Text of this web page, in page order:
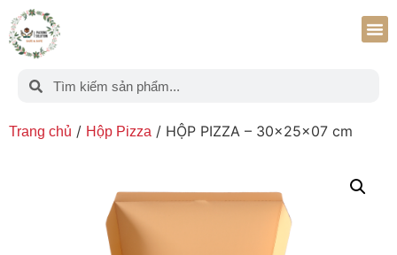
Trang chủ / Hộp Pizza / HỘP PIZZA – 30x25x07 cm